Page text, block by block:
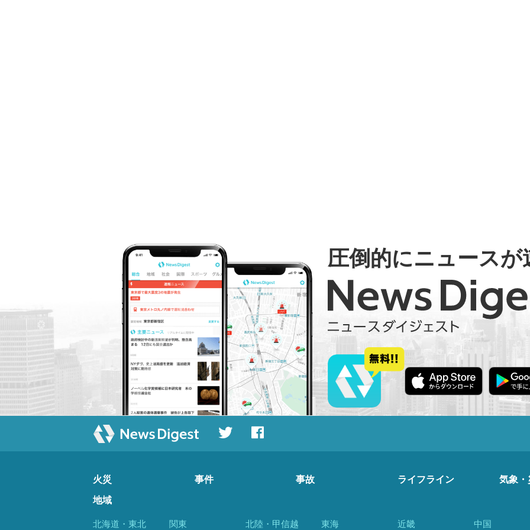
圧倒的にニュースが
火災 事件 事故 ライフライン 気象・
地域
北海道・東北 関東 北陸・甲信越 東海 近畿 中国